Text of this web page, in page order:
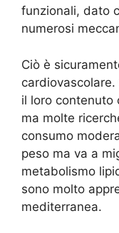
funzionali, dato
numerosi
Ciò è
cardiovascolare.
il loro contenuto
ma molte
consumo
peso ma va a
metabolismo
sono molto
mediterranea.